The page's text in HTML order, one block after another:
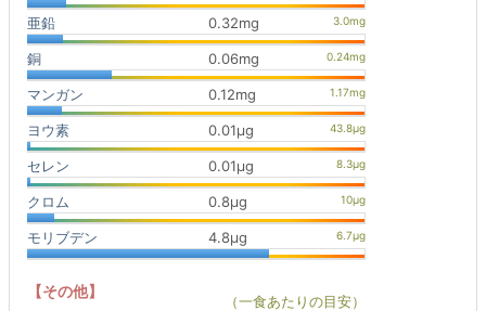
亜鉛 0.32mg
銅 0.06mg
マンガン 0.12mg
ヨウ素 0.01μg
セレン 0.01μg
クロム 0.8μg
モリブデン 4.8μg
【その他】
（一食あたりの目安）